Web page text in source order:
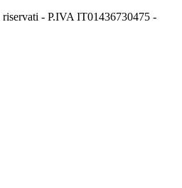
- P.IVA IT01436730475 -